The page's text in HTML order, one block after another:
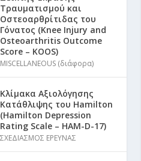
Τραυματισμού και
Οστεοαρθρίτιδας του
Γόνατος (Knee Injury and
Osteoarthritis Outcome
Score – KOOS)
MISCELLANEOUS (διάφορα)
Κλίμακα Αξιολόγησης
Κατάθλιψης του Hamilton
(Hamilton Depression
Rating Scale – HAM-D-17)
ΣΧΕΔΙΑΣΜΟΣ ΕΡΕΥΝΑΣ